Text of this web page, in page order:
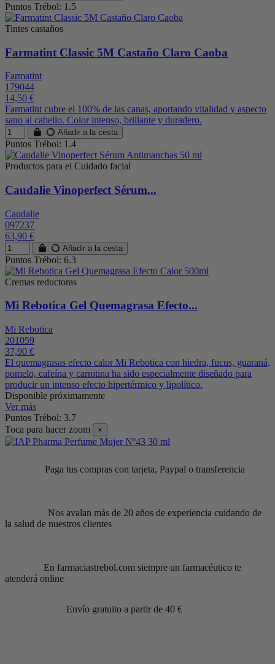
Puntos Trébol: 1.5
Tintes castaños
Farmatint Classic 5M Castaño Claro Caoba
Farmatint
179044
14,50 €
Farmatint cubre el 100% de las canas, aportando vitalidad y aspecto
sano al cabello. Color intenso, brillante y duradero.
Añadir a la cesta
Puntos Trébol: 1.4
Productos para el Cuidado facial
Caudalie Vinoperfect Sérum...
Caudalie
097237
63,90 €
Añadir a la cesta
Puntos Trébol: 6.3
Cremas reductoras
Mi Rebotica Gel Quemagrasa Efecto...
Mi Rebotica
201059
37,90 €
El quemagrasas efecto calor Mi Rebotica con hiedra, fucus, guaraná,
pomelo, cafeína y carnitina ha sido especialmente diseñado para
producir un intenso efecto hipertérmico y lipolítico.
Disponible próximamente
Ver más
Puntos Trébol: 3.7
Toca para hacer zoom
×
Paga tus compras con tarjeta, Paypal o transferencia
Nos avalan más de 20 años de experiencia cuidando de
la salud de nuestros clientes
En farmaciastrebol.com siempre un farmacéutico te
atenderá online
Envío gratuito a partir de 40 €